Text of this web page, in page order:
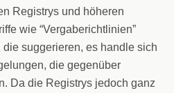
Registrys und höheren
wie “Vergaberichtlinien”
suggerieren, es handle sich
die gegenüber
Da die Registrys jedoch ganz